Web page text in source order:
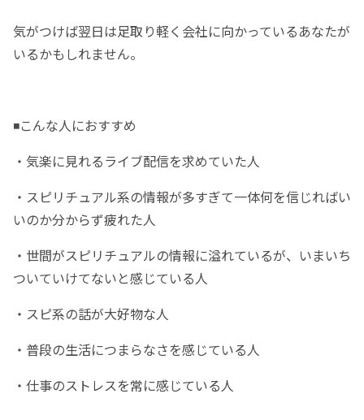
気がつけば翌日は足取り軽く会社に向かっているあなたが
いるかもしれません。
◾️こんな人におすすめ
・気楽に見れるライブ配信を求めていた人
・スピリチュアル系の情報が多すぎて一体何を信じればい
いのか分からず疲れた人
・世間がスピリチュアルの情報に溢れているが、いまいち
ついていけてないと感じている人
・スピ系の話が大好物な人
・普段の生活につまらなさを感じている人
・仕事のストレスを常に感じている人